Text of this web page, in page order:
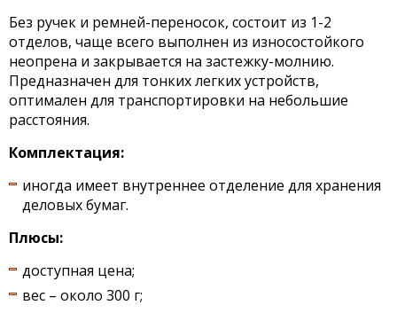
Без ручек и ремней-переносок, состоит из 1-2
отделов, чаще всего выполнен из износостойкого
неопрена и закрывается на застежку-молнию.
Предназначен для тонких легких устройств,
оптимален для транспортировки на небольшие
расстояния.
Комплектация:
иногда имеет внутреннее отделение для хранения
деловых бумаг.
Плюсы:
доступная цена;
вес – около 300 г;